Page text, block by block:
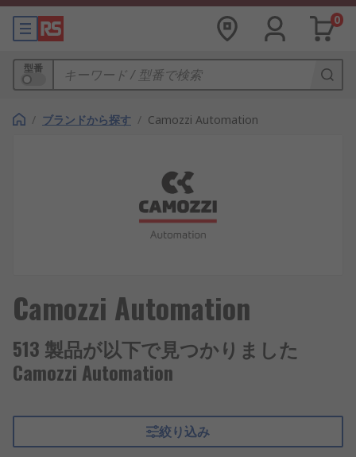
0
型番
/ ブランドから探す / Camozzi Automation
Camozzi Automation
513 製品が以下で見つかりました
Camozzi Automation
絞り込み